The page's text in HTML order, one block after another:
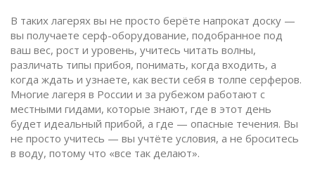
В таких лагерях вы не просто берёте напрокат доску —
вы получаете серф-оборудование, подобранное под
ваш вес, рост и уровень, учитесь читать волны,
различать типы прибоя, понимать, когда входить, а
когда ждать и узнаете, как вести себя в толпе серферов.
Многие лагеря в России и за рубежом работают с
местными гидами, которые знают, где в этот день
будет идеальный прибой, а где — опасные течения. Вы
не просто учитесь — вы учтёте условия, а не броситесь
в воду, потому что «все так делают».